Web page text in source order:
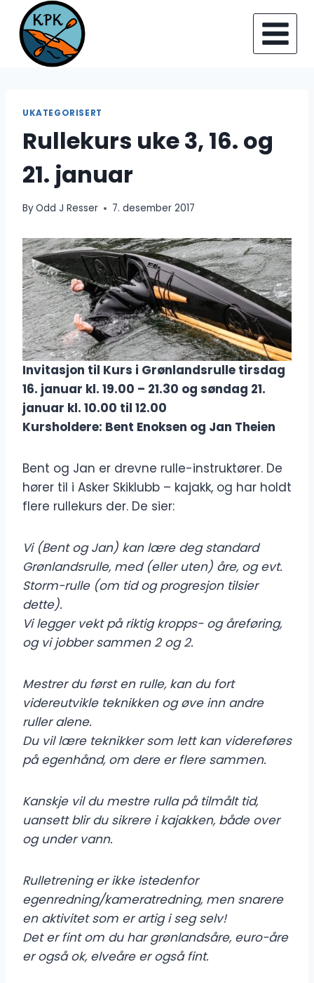
content
UKATEGORISERT
Rullekurs uke 3, 16. og
21. januar
ByOdd J Resser 7. desember 2017
Invitasjon til Kurs i Grønlandsrulle tirsdag
16. januar kl. 19.00 – 21.30 og søndag 21.
januar kl. 10.00 til 12.00
Kursholdere: Bent Enoksen og Jan Theien
Bent og Jan er drevne rulle-instruktører. De
hører til i Asker Skiklubb – kajakk, og har holdt
flere rullekurs der. De sier:
Vi (Bent og Jan) kan lære deg standard
Grønlandsrulle, med (eller uten) åre, og evt.
Storm-rulle (om tid og progresjon tilsier
dette).
Vi legger vekt på riktig kropps- og åreføring,
og vi jobber sammen 2 og 2.
Mestrer du først en rulle, kan du fort
videreutvikle teknikken og øve inn andre
ruller alene.
Du vil lære teknikker som lett kan videreføres
på egenhånd, om dere er flere sammen.
Kanskje vil du mestre rulla på tilmålt tid,
uansett blir du sikrere i kajakken, både over
og under vann.
Rulletrening er ikke istedenfor
egenredning/kameratredning, men snarere
en aktivitet som er artig i seg selv!
Det er fint om du har grønlandsåre, euro-åre
er også ok, elveåre er også fint.